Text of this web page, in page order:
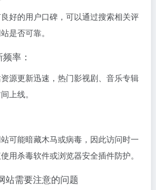
好的用户口碑，可以通过搜索相关评
是否可靠。
率：
源更新迅速，热门影视剧、音乐专辑
上线。
可能暗藏木马或病毒，因此访问时一
用杀毒软件或浏览器安全插件防护。
站需要注意的问题